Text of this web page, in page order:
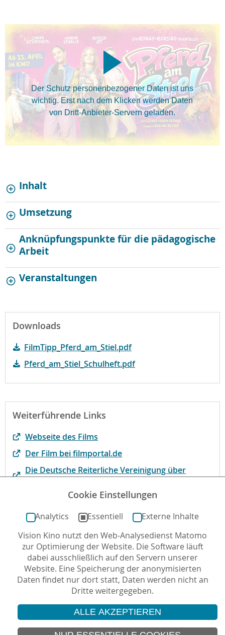
Der Schutz personenbezogener Daten ist uns
wichtig. Erst nach dem Klicken werden Daten
von Dritt-Anbieter-Servern geladen.
Inhalt
Umsetzung
Anknüpfungspunkte für die pädagogische
Arbeit
Veranstaltungen
Downloads
FilmTipp_Pferd_am_Stiel.pdf
Pferd_am_Stiel_Schulheft.pdf
Weiterführende Links
Webseite des Films
Der Film bei filmportal.de
Die Deutsche Reiterliche Vereinigung über
Hobby Horsing (mit Bastelanleitung)
Begründung der BJF-Jugend Filmjury
Autor*in: Stefan Stiletto , 26.03.2026 , letzte
Aktualisierung: 13.07.2026
© 2026 Vision Kino
IMPRESSUM
Cookie Einstellungen
Analytics Essentiell
Externe Inhalte
Vision Kino nutzt den Web-Analysedienst Matomo
zur Optimierung der Website. Die Software läuft
dabei ausschließlich auf den Servern unserer
Website. Eine Speicherung der anonymisierten
Daten findet nur dort statt, Daten werden nicht an
Dritte weitergegeben.
ALLE AKZEPTIEREN